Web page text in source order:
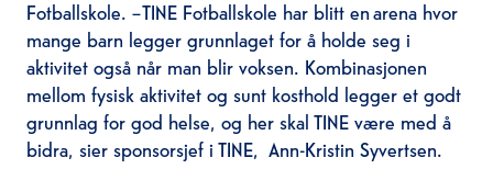
Fotballskole. – TINE Fotballskole har blitt en arena hvor
mange barn legger grunnlaget for å holde seg i
aktivitet også når man blir voksen. Kombinasjonen
mellom fysisk aktivitet og sunt kosthold legger et godt
grunnlag for god helse, og her skal TINE være med å
bidra, sier sponsorsjef i TINE, Ann-Kristin Syvertsen.